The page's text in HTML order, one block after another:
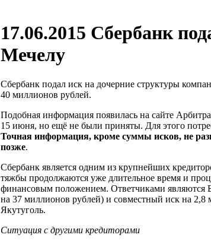
17.06.2015 Сбербанк
Мечелу
Сбербанк подал иск на дочерние структуры
40 миллионов рублей.
Подобная информация появилась на сайте
15 июня, но ещё не были приняты. Для этого
Точная информация, кроме суммы исков, не
позже.
Сбербанк является одним из крупнейших
тяжбы продолжаются уже длительное время и
финансовым положением. Ответчиками являются
на 37 миллионов рублей) и совместный иск на 2,8
Якутуголь.
Ситуация с другими кредиторами